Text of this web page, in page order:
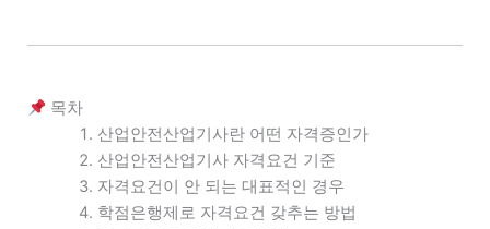
목차
산업안전산업기사란 어떤 자격증인가
산업안전산업기사 자격요건 기준
자격요건이 안 되는 대표적인 경우
학점은행제로 자격요건 갖추는 방법